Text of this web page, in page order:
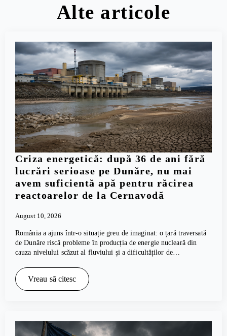
Alte articole
Criza energetică: după 36 de ani fără
lucrări serioase pe Dunăre, nu mai
avem suficientă apă pentru răcirea
reactoarelor de la Cernavodă
August 10, 2026
România a ajuns într-o situație greu de imaginat: o țară traversată
de Dunăre riscă probleme în producția de energie nucleară din
cauza nivelului scăzut al fluviului și a dificultăților de…
Vreau să citesc